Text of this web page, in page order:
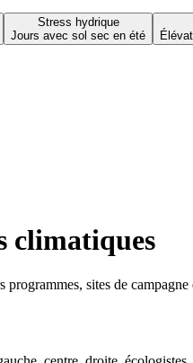
Stress hydrique
Jours avec sol sec en été
climatiques
sites de